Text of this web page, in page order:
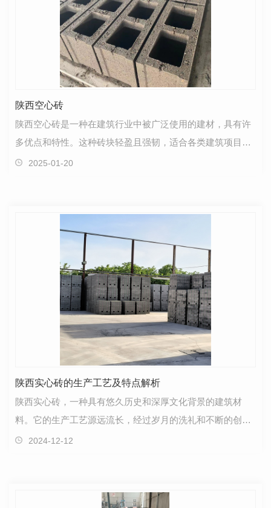
陕西空心砖
陕西空心砖是一种在建筑行业中被广泛使用的建材，具有许
多优点和特性。这种砖块轻盈且强韧，适合各类建筑项目的
构建。它的制造过程经过精心设计，..了每块砖的质量…
2025-01-20
陕西实心砖的生产工艺及特点解析
陕西实心砖，一种具有悠久历史和深厚文化背景的建筑材
料。它的生产工艺源远流长，经过岁月的洗礼和不断的创
新，逐渐形成了独特的特点。首先说到陕西实心砖的生产
2024-12-12